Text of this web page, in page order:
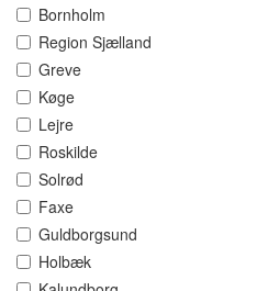
Bornholm
Region Sjælland
Greve
Køge
Lejre
Roskilde
Solrød
Faxe
Guldborgsund
Holbæk